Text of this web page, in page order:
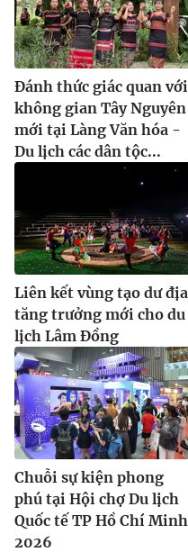
Đánh thức giác quan với
không gian Tây Nguyên
mới tại Làng Văn hóa -
Du lịch các dân tộc...
Liên kết vùng tạo dư địa
tăng trưởng mới cho du
lịch Lâm Đồng
Chuỗi sự kiện phong
phú tại Hội chợ Du lịch
Quốc tế TP Hồ Chí Minh
2026